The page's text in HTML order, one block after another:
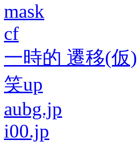
mask
cf
一時的 遷移(仮)
笑up
aubg.jp
i00.jp